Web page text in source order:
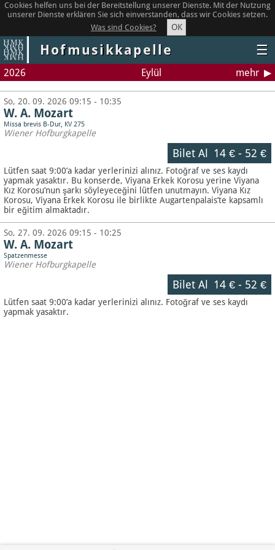
Cookies helfen uns bei der Bereitstellung unserer Dienste. Mit der Nutzung
unserer Dienste erklären Sie sich einverstanden, dass wir Cookies setzen.
Was sind Cookies?
OK
Hofmusikkapelle ☰
2026 Eylül mehr
So, 20. 09. 2026 09:15 - 10:35
W. A. Mozart
Missa brevis B-Dur, KV 275
Wiener Hofburgkapelle
Bilet Al 14 €- 52 €
Lütfen saat 9:00’a kadar yerlerinizi alınız. Fotoğraf ve ses kaydı
yapmak yasaktır. Bu konserde, Viyana Erkek Korosu yerine Viyana
Kız Korosu’nun şarkı söyleyeceğini lütfen unutmayın. Viyana Kız
Korosu, Viyana Erkek Korosu ile birlikte Augartenpalais’te kapsamlı
bir eğitim almaktadır.
So, 27. 09. 2026 09:15 - 10:25
W. A. Mozart
Spatzenmesse
Wiener Hofburgkapelle
Bilet Al 14 €- 52 €
Lütfen saat 9:00’a kadar yerlerinizi alınız. Fotoğraf ve ses kaydı
yapmak yasaktır.